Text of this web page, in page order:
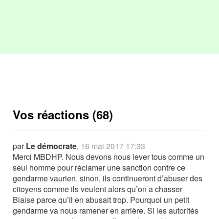
Vos réactions (68)
parLe démocrate, 16 mai 2017 17:33
Merci MBDHP. Nous devons nous lever tous comme un
seul homme pour réclamer une sanction contre ce
gendarme vaurien. sinon, ils continueront d’abuser des
citoyens comme ils veulent alors qu’on a chasser
Blaise parce qu’il en abusait trop. Pourquoi un petit
gendarme va nous ramener en arrière. Si les autorités